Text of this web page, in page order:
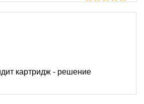
картридж - решение